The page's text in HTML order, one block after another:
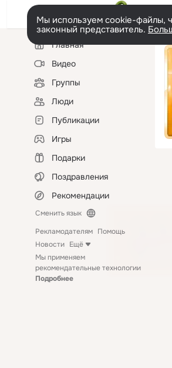
Мы используем cookie-файлы,
законный представитель.
Левая
колонкаГлавная
Видео
Группы
Люди
Публикации
Игры
Подарки
Поздравления
Рекомендации
Сменить язык
Рекламодателям Помощь
Новости Ещё
Мы применяем
рекомендательные технологии
Подробнее